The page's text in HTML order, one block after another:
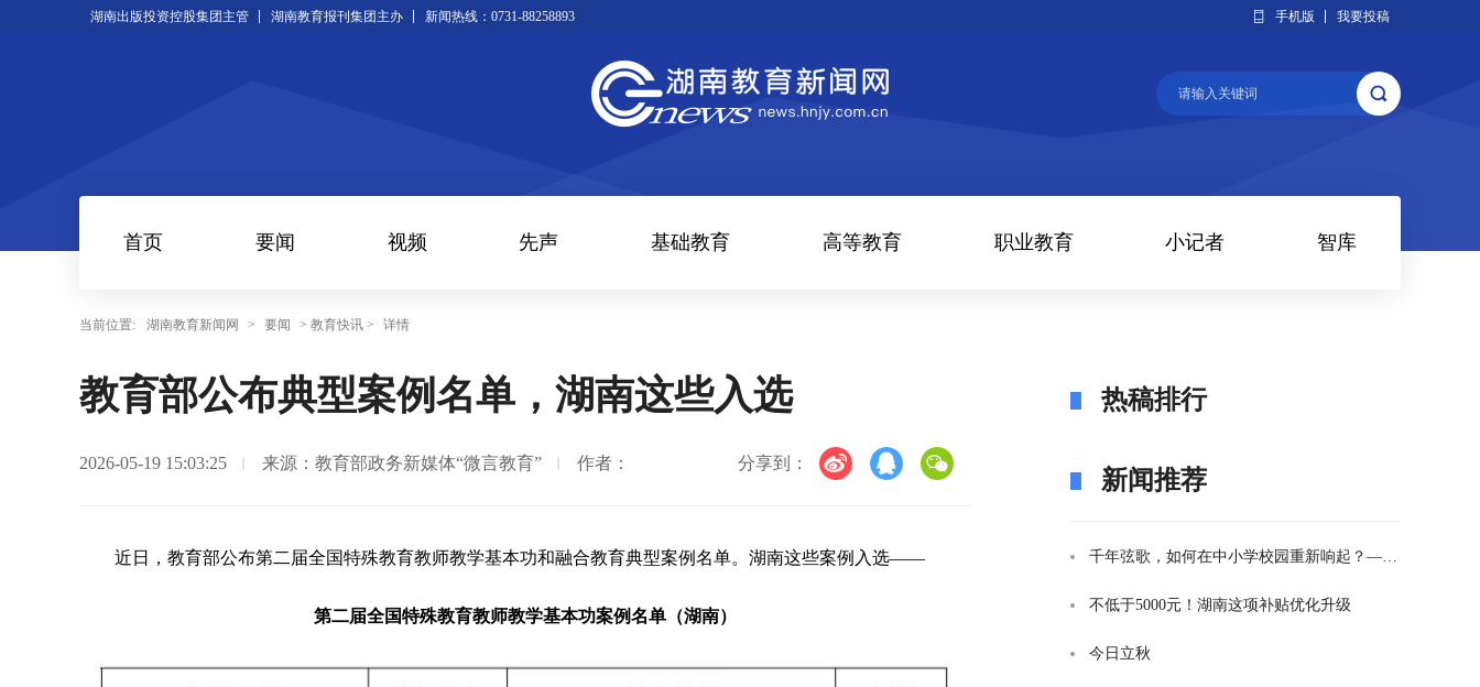
湖南出版投资控股集团主管 湖南教育报刊集团主办 新闻热线：0731-88258893 手机版 我要投稿
首页 要闻 视频 先声 基础教育 高等教育 职业教育 小记者 智库
当前位置: 湖南教育新闻网 > 要闻 > 教育快讯 > 详情
教育部公布典型案例名单，湖南这些入选
2026-05-19 15:03:25 来源：教育部政务新媒体“微言教育” 作者： 分享到：
近日，教育部公布第二届全国特殊教育教师教学基本功和融合教育典型案例名单。湖南这些案例入选——
第二届全国特殊教育教师教学基本功案例名单（湖南）
热稿排行
新闻推荐
千年弦歌，如何在中小学校园重新响起？——湖南首届中小学书院制建设研讨会观察
不低于5000元！湖南这项补贴优化升级
今日立秋